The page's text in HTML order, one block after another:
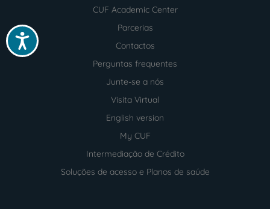
Acessibilidade
CUF Academic Center
Parcerias
Contactos
Perguntas frequentes
Junte-se a nós
Visita Virtual
English version
My CUF
Intermediação de Crédito
Soluções de acesso e Planos de saúde